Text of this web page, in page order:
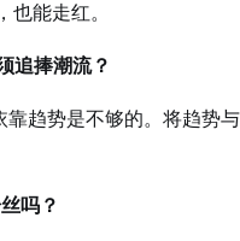
能走红。
追捧潮流？
趋势是不够的。将趋势
吗？